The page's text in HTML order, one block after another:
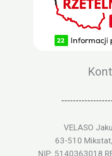
VELASO
63-510
NIP: 5140363018